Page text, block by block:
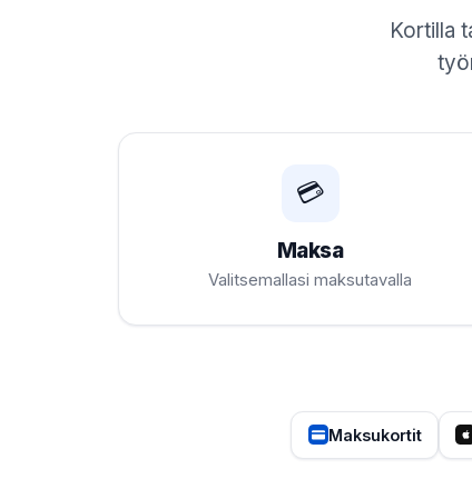
Kortilla
💳
Maksa
Valitsemallasi maksutavalla
Maksukortit